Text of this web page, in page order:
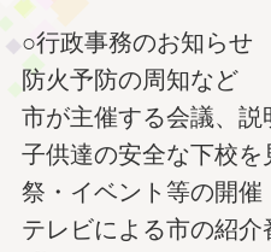
○行政事務のお知ら
防火予防の周知な
市が主催する会議、
子供達の安全な下校
祭・イベント等の開
テレビによる市の紹